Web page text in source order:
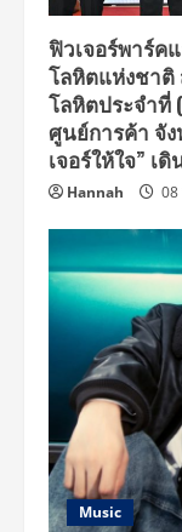
ฟิวเจอร์พาร์ค
โลหิตแห่งชาติ
โลหิตประจำที่
ศูนย์การค้า จั
เจอร์ให้ใจ” เ
Hannah 08
Music